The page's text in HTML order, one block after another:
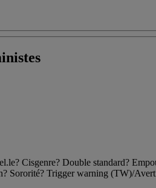
Cisgenre? Double standard?
Sororité? Trigger warning (TW)/